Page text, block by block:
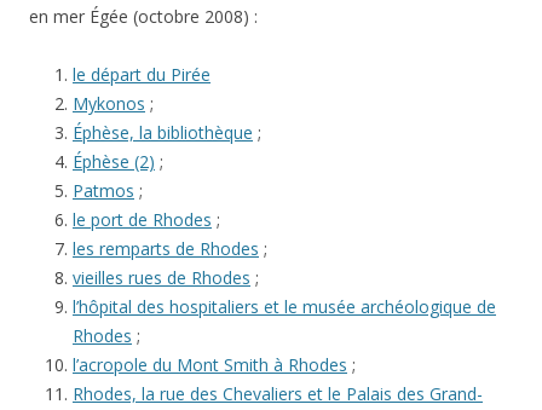
en mer Égée (octobre 2008) :
le départ du Pirée
Mykonos ;
Éphèse, la bibliothèque ;
Éphèse (2) ;
Patmos ;
le port de Rhodes ;
les remparts de Rhodes ;
vieilles rues de Rhodes ;
l’hôpital des hospitaliers et le musée archéologique de
Rhodes ;
l’acropole du Mont Smith à Rhodes ;
Rhodes, la rue des Chevaliers et le Palais des Grand-